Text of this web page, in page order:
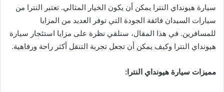
سيارة هيونداي النترا يمكن أن يكون الخيار المثالي. تعتبر النترا من
سيارات السيدان فائقة الجودة التي توفر العديد من المزايا
للمسافرين. في هذا المقال، سنلقي نظرة على مزايا استئجار سيارة
هيونداي النترا وكيف يمكن أن تجعل تجربة التنقل أكثر راحة ورفاهية.
مميزات سيارة هيونداي النترا: